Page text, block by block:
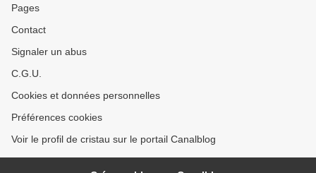
Pages
Contact
Signaler un abus
C.G.U.
Cookies et données personnelles
Préférences cookies
Voir le profil de cristau sur le portail Canalblog